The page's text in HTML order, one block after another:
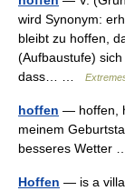
wird Synonym:
bleibt zu hoffen,
(Aufbaustufe)
dass… …
hoffen — hoffen,
meinem
besseres Wetter
Hoffen — is a